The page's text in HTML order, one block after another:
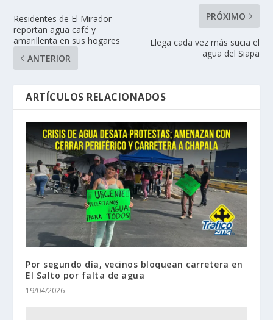
Residentes de El Mirador
reportan agua café y
amarillenta en sus hogares
ANTERIOR
PRÓXIMO
Llega cada vez más sucia el
agua del Siapa
ARTÍCULOS RELACIONADOS
Por segundo día, vecinos bloquean carretera en
El Salto por falta de agua
19/04/2026